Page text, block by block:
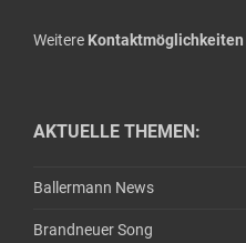
Weitere Kontaktmöglichkeiten
AKTUELLE THEMEN:
Ballermann News
Brandneuer Song